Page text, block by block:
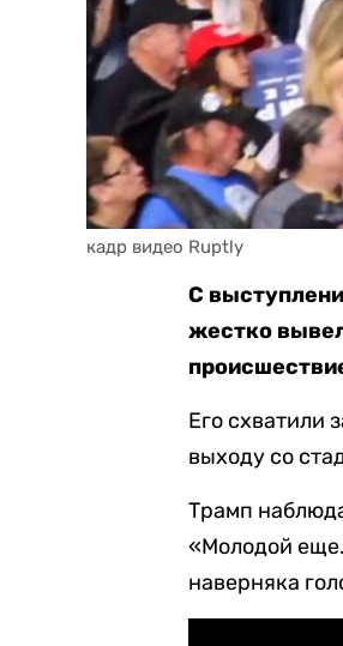
кадр видео Ruptly
С
жестко
Его схватили
выходу со
Трамп
«Молодой
наверняка